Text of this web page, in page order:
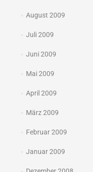
August 2009
Juli 2009
Juni 2009
Mai 2009
April 2009
März 2009
Februar 2009
Januar 2009